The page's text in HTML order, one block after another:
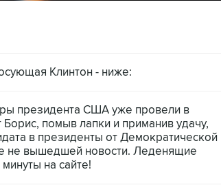
Клинтон - ниже:
президента США уже провели в
помыв лапки и приманив удачу,
в президенты от Демократической
не вышедшей новости. Леденящие
на сайте!